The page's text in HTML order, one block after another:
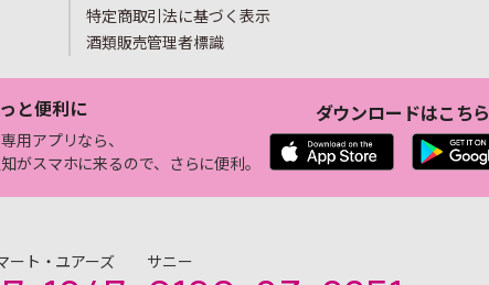
特定商取引法に基づく表示
酒類販売管理者標識
と便利に
用アプリなら、
がスマホに来るので、さらに便利。
ダウンロードはこちら
ート・ユアーズ
サニー